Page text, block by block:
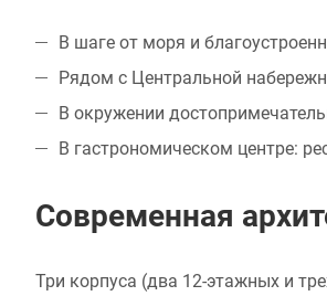
В шаге от моря и
Рядом с Центральной
В окружении
В гастрономическом центре:
Современная
Три корпуса (два 12-этажных и